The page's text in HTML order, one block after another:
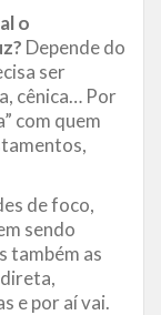
o
Depende do
ser
cênica… Por
com quem
de foco,
sendo
também as
e por aí vai.